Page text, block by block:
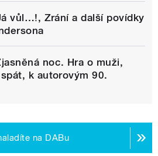
vůl…!, Zrání a další povídky
noc. Hra o muži,
k autorovým 90.
na DABu